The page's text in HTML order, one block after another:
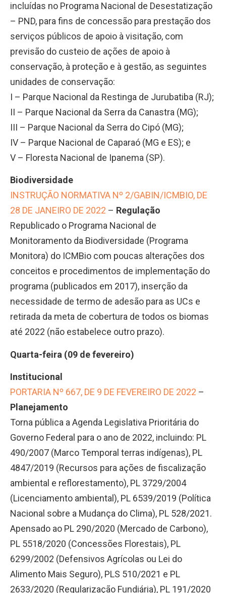
incluídas no Programa Nacional de Desestatização
– PND, para fins de concessão para prestação dos
serviços públicos de apoio à visitação, com
previsão do custeio de ações de apoio à
conservação, à proteção e à gestão, as seguintes
unidades de conservação:
I – Parque Nacional da Restinga de Jurubatiba (RJ);
II – Parque Nacional da Serra da Canastra (MG);
III – Parque Nacional da Serra do Cipó (MG);
IV – Parque Nacional de Caparaó (MG e ES); e
V – Floresta Nacional de Ipanema (SP).
Biodiversidade
INSTRUÇÃO NORMATIVA Nº 2/GABIN/ICMBIO, DE
28 DE JANEIRO DE 2022 – Regulação
Republicado o Programa Nacional de
Monitoramento da Biodiversidade (Programa
Monitora) do ICMBio com poucas alterações dos
conceitos e procedimentos de implementação do
programa (publicados em 2017), inserção da
necessidade de termo de adesão para as UCs e
retirada da meta de cobertura de todos os biomas
até 2022 (não estabelece outro prazo).
Quarta-feira (09 de fevereiro)
Institucional
PORTARIA Nº 667, DE 9 DE FEVEREIRO DE 2022 –
Planejamento
Torna pública a Agenda Legislativa Prioritária do
Governo Federal para o ano de 2022, incluindo: PL
490/2007 (Marco Temporal terras indígenas), PL
4847/2019 (Recursos para ações de fiscalização
ambiental e reflorestamento), PL 3729/2004
(Licenciamento ambiental), PL 6539/2019 (Política
Nacional sobre a Mudança do Clima), PL 528/2021.
Apensado ao PL 290/2020 (Mercado de Carbono),
PL 5518/2020 (Concessões Florestais), PL
6299/2002 (Defensivos Agrícolas ou Lei do
Alimento Mais Seguro), PLS 510/2021 e PL
2633/2020 (Regularização Fundiária), PL 191/2020